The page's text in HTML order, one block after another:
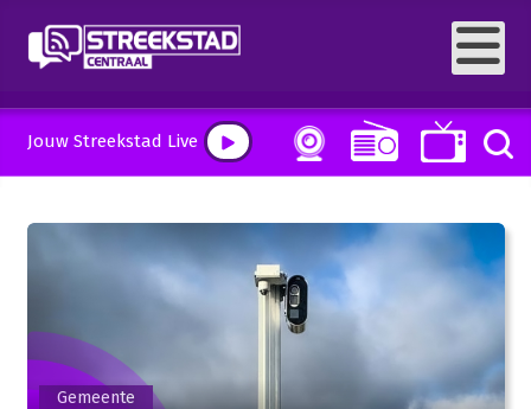
Jouw Streekstad Live
Gemeente